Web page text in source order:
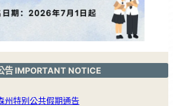
告 IMPORTANT NOTICE
州特别公共假期通告